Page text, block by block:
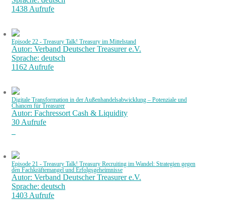
1438 Aufrufe
Episode 22 - Treasury Talk! Treasury im Mittelstand
Autor: Verband Deutscher Treasurer e.V.
Sprache: deutsch
1162 Aufrufe
Digitale Transformation in der Außenhandelsabwicklung – Potenziale und
Chancen für Treasurer
Autor: Fachressort Cash & Liquidity
30 Aufrufe
Episode 21 - Treasury Talk! Treasury Recruiting im Wandel: Strategien gegen
den Fachkräftemangel und Erfolgsgeheimnisse
Autor: Verband Deutscher Treasurer e.V.
Sprache: deutsch
1403 Aufrufe